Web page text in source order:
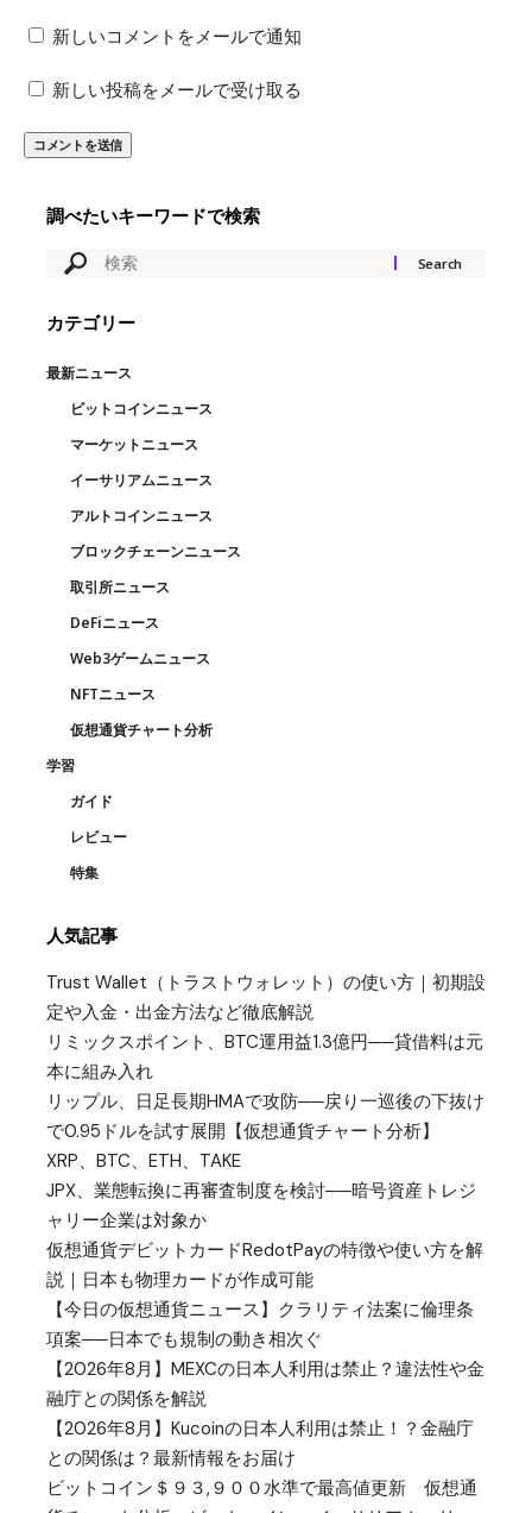
新しいコメントをメールで通知
新しい投稿をメールで受け取る
調べたいキーワードで検索
カテゴリー
最新ニュース
ビットコインニュース
マーケットニュース
イーサリアムニュース
アルトコインニュース
ブロックチェーンニュース
取引所ニュース
DeFiニュース
Web3ゲームニュース
NFTニュース
仮想通貨チャート分析
学習
ガイド
レビュー
特集
人気記事
Trust Wallet（トラストウォレット）の使い方｜初期設
定や入金・出金方法など徹底解説
リミックスポイント、BTC運用益1.3億円──貸借料は元
本に組み入れ
リップル、日足長期HMAで攻防──戻り一巡後の下抜け
で0.95ドルを試す展開【仮想通貨チャート分析】
XRP、BTC、ETH、TAKE
JPX、業態転換に再審査制度を検討──暗号資産トレジ
ャリー企業は対象か
仮想通貨デビットカードRedotPayの特徴や使い方を解
説｜日本も物理カードが作成可能
【今日の仮想通貨ニュース】クラリティ法案に倫理条
項案──日本でも規制の動き相次ぐ
【2026年8月】MEXCの日本人利用は禁止？違法性や金
融庁との関係を解説
【2026年8月】Kucoinの日本人利用は禁止！？金融庁
との関係は？最新情報をお届け
ビットコイン＄９３,９００水準で最高値更新 仮想通